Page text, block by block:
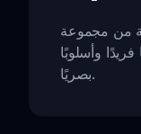
من مجموعة
وأسلوبًا
بصريًا.